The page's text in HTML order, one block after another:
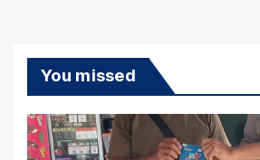
You missed